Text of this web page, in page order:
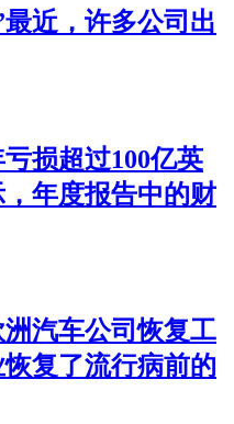
近，许多公司出
损超过100亿英
年度报告中的财
汽车公司恢复工
复了流行病前的